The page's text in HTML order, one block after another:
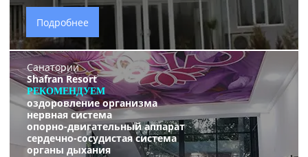
Подробнее
Санатории
Shafran Resort
РЕКОМЕНДУЕМ
оздоровление организма
нервная система
опорно-двигательный аппарат
сердечно-сосудистая система
органы дыхания